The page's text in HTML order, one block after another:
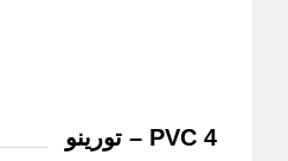
PVC 4 – تورينو